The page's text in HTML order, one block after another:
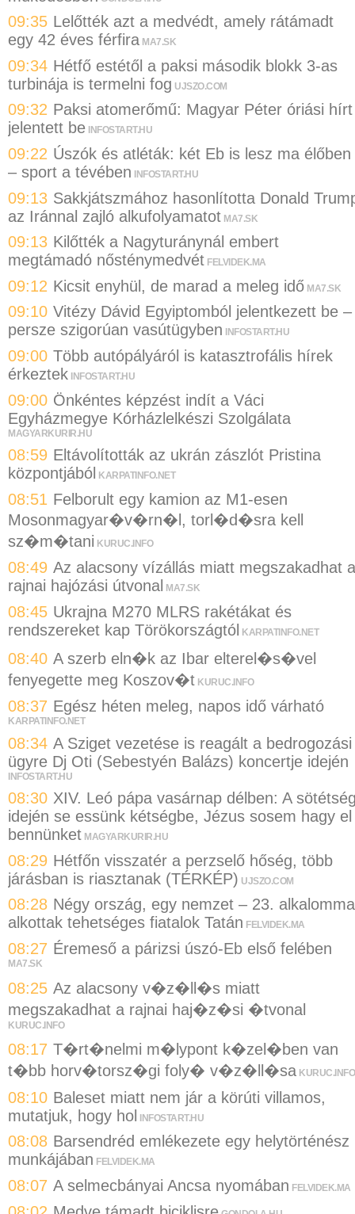
09:35 Lelőtték azt a medvédt, amely rátámadt
egy 42 éves férfira MA7.SK
09:34 Hétfő estétől a paksi második blokk 3-as
turbinája is termelni fog UJSZO.COM
09:32 Paksi atomerőmű: Magyar Péter óriási hírt
jelentett be INFOSTART.HU
09:22 Úszók és atléták: két Eb is lesz ma élőben
– sport a tévében
INFOSTART.HU
09:13 Sakkjátszmához hasonlította Donald
az Iránnal zajló alkufolyamatot MA7.SK
09:13 Kilőtték a Nagyturánynál embert
megtámadó nősténymedvét FELVIDEK.MA
09:12 Kicsit enyhül, de marad a meleg idő MA7.SK
09:10 Vitézy Dávid Egyiptomból jelentkezett be –
persze szigorúan vasútügyben
INFOSTART.HU
09:00 Több autópályáról is katasztrofális hírek
érkeztek INFOSTART.HU
09:00 Önkéntes képzést indít a Váci
Egyházmegye Kórházlelkészi Szolgálata
MAGYARKURIR.HU
08:59 Eltávolították az ukrán zászlót Pristina
központjából
KARPATINFO.NET
08:51 Felborult egy kamion az M1-esen
Mosonmagyar�v�rn�l, torl�d�sra kell
sz�m�tani KURUC.INFO
08:49 Az alacsony vízállás miatt megszakadhat a
rajnai hajózási útvonal
MA7.SK
08:45 Ukrajna M270 MLRS rakétákat és
rendszereket kap Törökországtól
KARPATINFO.NET
08:40 A szerb eln�k az Ibar elterel�s�vel
fenyegette meg Koszov�t KURUC.INFO
08:37 Egész héten meleg, napos idő várható
KARPATINFO.NET
08:34 A Sziget vezetése is reagált a bedrogozási
ügyre Dj Oti (Sebestyén Balázs) koncertje idején
INFOSTART.HU
08:30 XIV. Leó pápa vasárnap délben: A
idején se essünk kétségbe, Jézus sosem hagy el
bennünket MAGYARKURIR.HU
08:29 Hétfőn visszatér a perzselő hőség, több
járásban is riasztanak (TÉRKÉP) UJSZO.COM
08:28 Négy ország, egy nemzet – 23.
alkottak tehetséges fiatalok Tatán FELVIDEK.MA
08:27 Éremeső a párizsi úszó-Eb első felében
MA7.SK
08:25 Az alacsony v�z�ll�s miatt
megszakadhat a rajnai haj�z�si �tvonal
KURUC.INFO
08:17 T�rt�nelmi m�lypont k�zel�ben van
t�bb horv�torsz�gi foly� v�z�ll�sa KURUC.INFO
08:10 Baleset miatt nem jár a körúti villamos,
mutatjuk, hogy hol INFOSTART.HU
08:08 Barsendréd emlékezete egy helytörténész
munkájában FELVIDEK.MA
08:07 A selmecbányai Ancsa nyomában FELVIDEK.MA